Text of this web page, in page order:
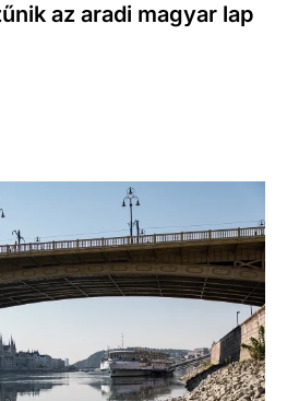
az aradi magyar lap